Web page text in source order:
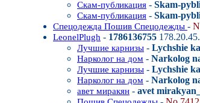
Скам-публикация - Skam-
Скам-публикация - Skam-
Спецодежда Пошив Спецодежды -
LeonelPlugh - 1786136755
Лучшие карнизы - Lychshie
Нарколог на дом - Narkolog
Лучшие карнизы - Lychshie
Нарколог на дом - Narkolog
авет миракян - avet